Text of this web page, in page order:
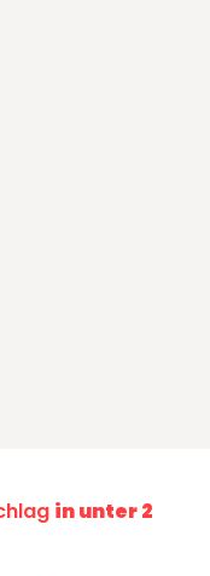
in unter 2